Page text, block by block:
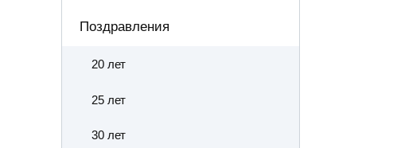
Поздравления
20 лет
25 лет
30 лет